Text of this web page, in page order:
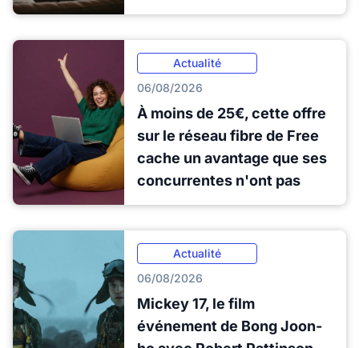
Actualité
06/08/2026
À moins de 25€, cette offre
sur le réseau fibre de Free
cache un avantage que ses
concurrentes n'ont pas
Actualité
06/08/2026
Mickey 17, le film
événement de Bong Joon-